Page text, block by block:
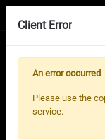
首頁 磨床介紹
Client Error
An error occurred
Please use the
service.